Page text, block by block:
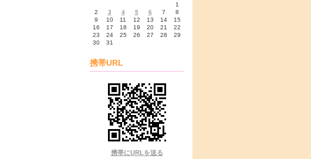
1
2
3 4 5 6 7
8
9
10 11 12 13 14
15
16
17 18 19 20 21
22
23
24 25 26 27 28
29
30
31
携帯URL
携帯にURLを送る